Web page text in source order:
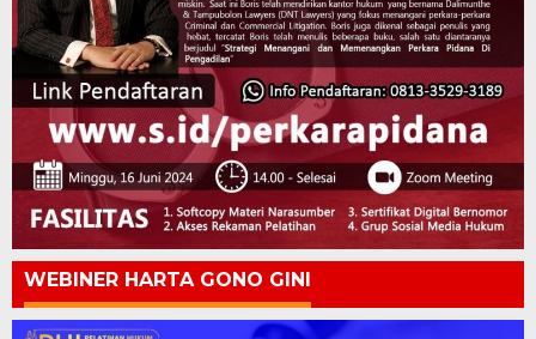
WEBINER HARTA GONO GINI